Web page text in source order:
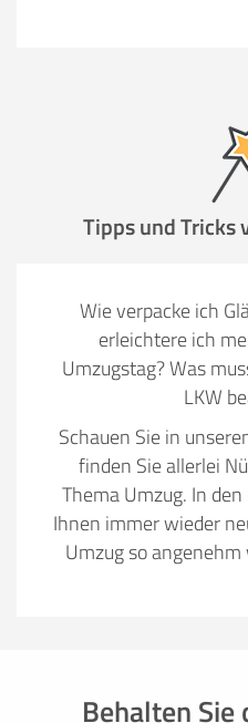
Tipps und Tricks
Wie verpacke ich
erleichtere ich
Umzugstag? Was
LKW
Schauen Sie in
finden Sie allerlei
Thema Umzug. In
Ihnen immer wieder
Umzug so
Behalten Sie